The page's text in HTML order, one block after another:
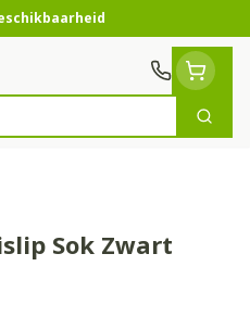
Zoek
Sok Zwart